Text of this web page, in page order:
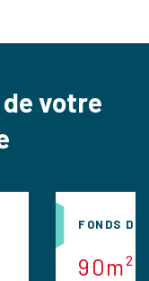
votre
DE COMMERCES